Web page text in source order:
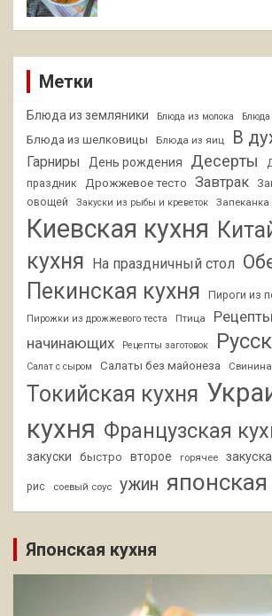
Метки
Блюда из земляники Блюда из молока
Блюда из шелковицы Блюда из яиц В
Гарниры День рождения Десерты
праздник
Дрожжевое тесто Завтрак
овощей
Закуски из рыбы и креветок Запеканка
Киевская кухня
кухня На праздничный стол
Пекинская кухня Пироги из
Пирожки из дрожжевого теста Птица
начинающих
Рецепты заготовок
Салат с сыром Салаты без майонеза Свинина
Токийская кухня
кухня Французская
закуски
быстро второе горячее закуска
рис соевый соус ужин японская
Японская кухня